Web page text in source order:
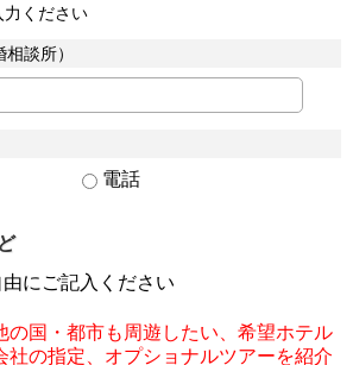
ください
談所）
電話
にご記入ください
国・都市も周遊したい、希望ホテル
社の指定、オプショナルツアーを紹介